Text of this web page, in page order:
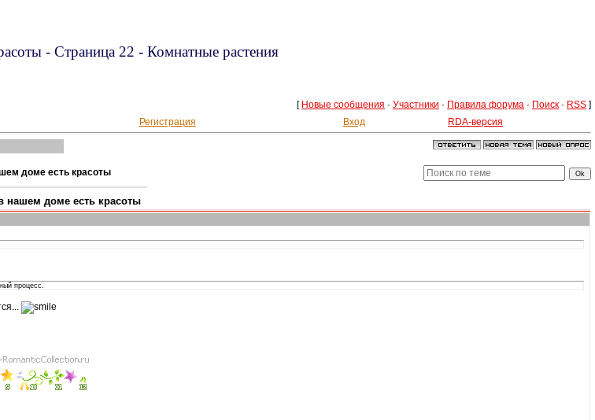
- Страница 22 - Комнатные растения
[ Новые сообщения · Участники · Правила форума · Поиск · RSS ]
Регистрация Вход RDA-версия
доме есть красоты
нашем доме есть красоты
процесс.